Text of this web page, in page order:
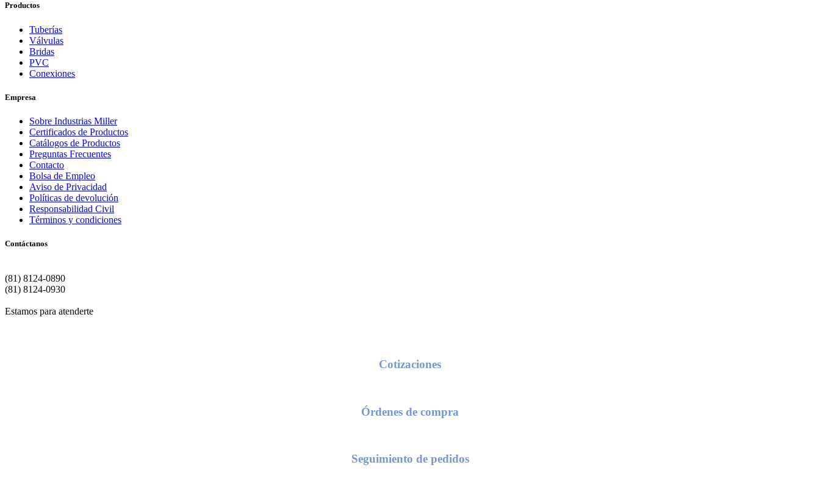
Productos
Tuberías
Válvulas
Bridas
PVC
Conexiones
Empresa
Sobre Industrias Miller
Certificados de Productos
Catálogos de Productos
Preguntas Frecuentes
Contacto
Bolsa de Empleo
Aviso de Privacidad
Políticas de devolución
Responsabilidad Civil
Términos y condiciones
Contáctanos
(81) 8124-0890
(81) 8124-0930
Estamos para atenderte
Cotizaciones
Órdenes de compra
Seguimiento de pedidos